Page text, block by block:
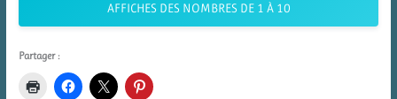
AFFICHES DES NOMBRES DE 1 À 10
Partager :